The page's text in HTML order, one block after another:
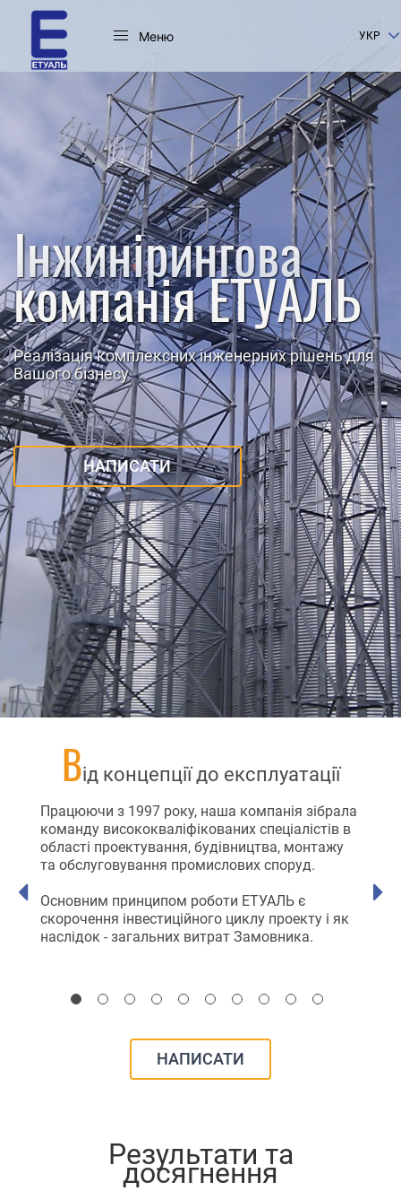
Меню УКР
Інжинірингова
компанія ЕТУАЛЬ
Реалізація комплексних інженерних рішень для
Вашого бізнесу
НАПИСАТИ
Від концепції до експлуатації
Працюючи з 1997 року, наша компанія зібрала
команду висококваліфікованих спеціалістів в
області проектування, будівництва, монтажу
та обслуговування промислових споруд.
Основним принципом роботи ЕТУАЛЬ є
скорочення інвестиційного циклу проекту і як
Ми
НАПИСАТИ
Результати та
досягнення